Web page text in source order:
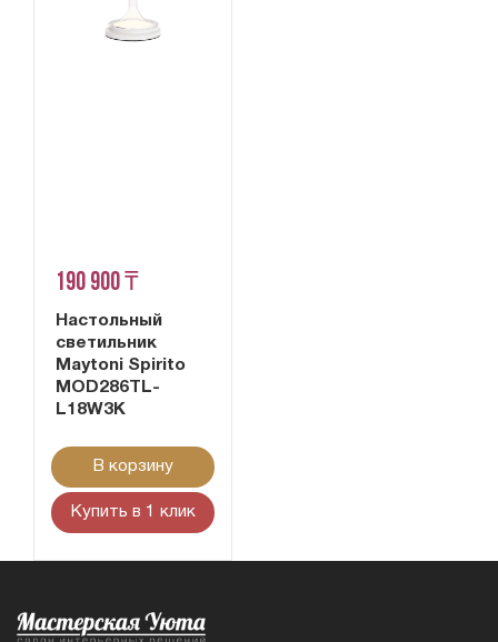
190 900 ₸
Настольный
светильник
Maytoni Spirito
MOD286TL-
L18W3K
В корзину
Купить в 1 клик